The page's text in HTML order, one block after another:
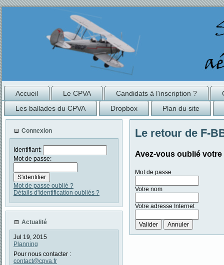
Accueil Le CPVA Candidats à l'inscription ?
Les ballades du CPVA
Dropbox Plan du site
Connexion
Identifiant:
Mot de passe:
Mot de passe oublié ?
Détails d'identification oubliés ?
Actualité
Jul 19, 2015
Planning
Pour nous contacter :
contact@cpva.fr
Le retour de F-
Avez-vous oublié
Mot de passe
Votre nom
Votre adresse Internet